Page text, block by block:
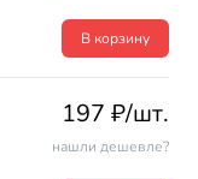
В корзину
197 ₽/шт.
нашли дешевле?